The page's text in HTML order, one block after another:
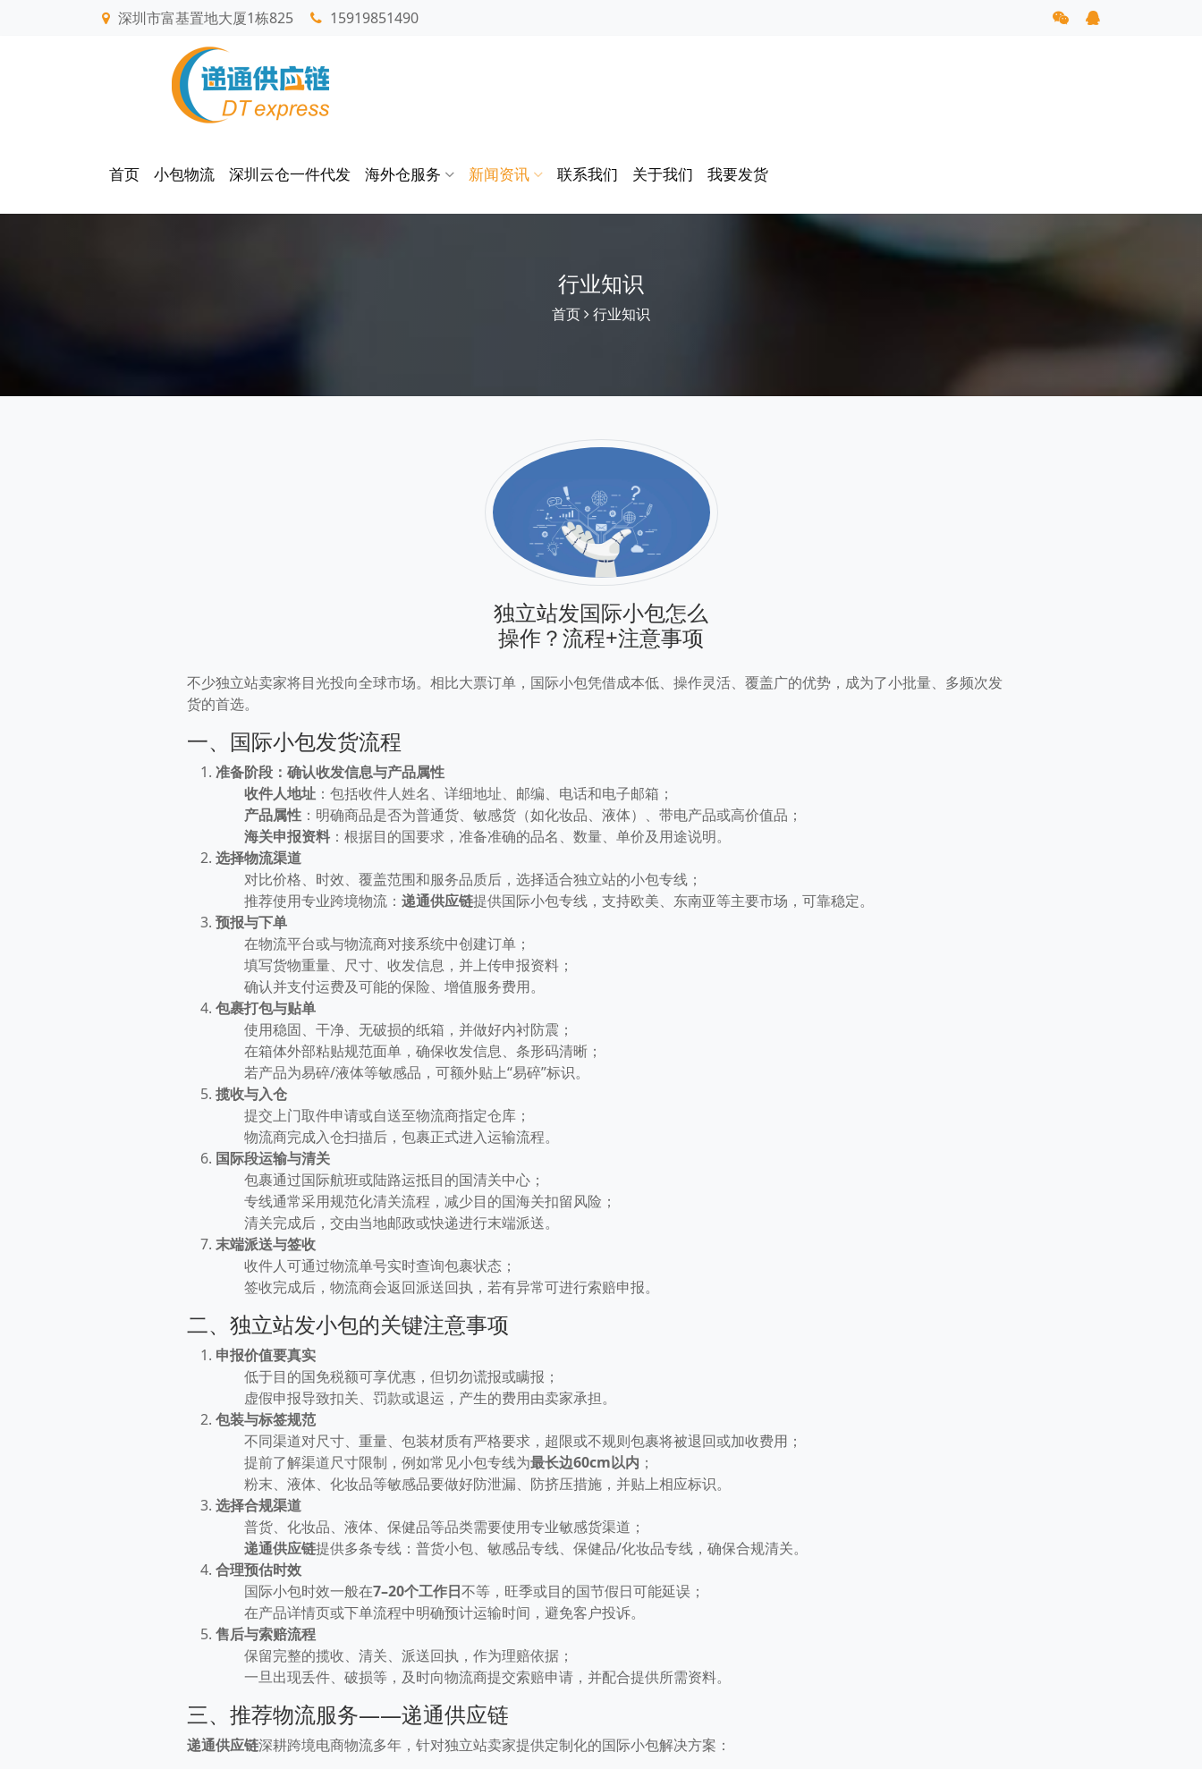
深圳市富基置地大厦1栋825 15919851490
首页 小包物流 深圳云仓一件代发 海外仓服务 新闻资讯 联系我们 关于我们 我要发货
行业知识
首页 行业知识
独立站发国际小包怎么
操作？流程+注意事项
不少独立站卖家将目光投向全球市场。相比大票订单，国际小包凭借成本低、操作灵活、覆盖广的优势，成为了小批量、多频次发
货的首选。
一、国际小包发货流程
准备阶段：确认收发信息与产品属性
收件人地址 ：包括收件人姓名、详细地址、邮编、电话和电子邮箱；
产品属性 ：明确商品是否为普通货、敏感货（如化妆品、液体）、带电产品或高价值品；
海关申报资料 ：根据目的国要求，准备准确的品名、数量、单价及用途说明。
选择物流渠道
对比价格、时效、覆盖范围和服务品质后，选择适合独立站的小包专线；
推荐使用专业跨境物流： 递通供应链提供国际小包专线，支持欧美、东南亚等主要市场，可靠稳定。
预报与下单
在物流平台或与物流商对接系统中创建订单；
填写货物重量、尺寸、收发信息，并上传申报资料；
确认并支付运费及可能的保险、增值服务费用。
包裹打包与贴单
使用稳固、干净、无破损的纸箱，并做好内衬防震；
在箱体外部粘贴规范面单，确保收发信息、条形码清晰；
若产品为易碎/液体等敏感品，可额外贴上“易碎”标识。
揽收与入仓
提交上门取件申请或自送至物流商指定仓库；
物流商完成入仓扫描后，包裹正式进入运输流程。
国际段运输与清关
包裹通过国际航班或陆路运抵目的国清关中心；
专线通常采用规范化清关流程，减少目的国海关扣留风险；
清关完成后，交由当地邮政或快递进行末端派送。
末端派送与签收
收件人可通过物流单号实时查询包裹状态；
签收完成后，物流商会返回派送回执，若有异常可进行索赔申报。
二、独立站发小包的关键注意事项
申报价值要真实
低于目的国免税额可享优惠，但切勿谎报或瞒报；
虚假申报导致扣关、罚款或退运，产生的费用由卖家承担。
包装与标签规范
不同渠道对尺寸、重量、包装材质有严格要求，超限或不规则包裹将被退回或加收费用；
提前了解渠道尺寸限制，例如常见小包专线为最长边60cm以内 ；
粉末、液体、化妆品等敏感品要做好防泄漏、防挤压措施，并贴上相应标识。
选择合规渠道
普货、化妆品、液体、保健品等品类需要使用专业敏感货渠道；
递通供应链提供多条专线：普货小包、敏感品专线、保健品/化妆品专线，确保合规清关。
合理预估时效
国际小包时效一般在7–20个工作日不等，旺季或目的国节假日可能延误；
在产品详情页或下单流程中明确预计运输时间，避免客户投诉。
售后与索赔流程
保留完整的揽收、清关、派送回执，作为理赔依据；
一旦出现丢件、破损等，及时向物流商提交索赔申请，并配合提供所需资料。
三、推荐物流服务——递通供应链
递通供应链深耕跨境电商物流多年，针对独立站卖家提供定制化的国际小包解决方案：